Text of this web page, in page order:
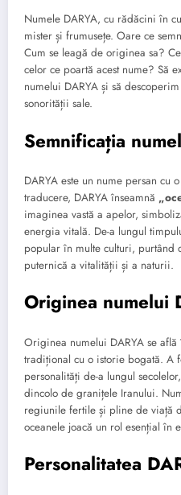
Numele DARYA, cu rădăcini în
mister și frumusețe. Oare ce
Cum se leagă de originea sa?
celor ce poartă acest nume? Să
numelui DARYA și să
sonorității sale.
Semnificația
DARYA este un nume persan cu
traducere, DARYA înseamnă
imaginea vastă a apelor,
energia vitală. De-a lungul
popular în multe culturi, purtând
puternică a vitalității și a naturii.
Originea numelui
Originea numelui DARYA se
tradițional cu o istorie bogată. A
personalități de-a lungul
dincolo de granițele Iranului.
regiunile fertile și pline de viață
oceanele joacă un rol esențial în
Personalitatea